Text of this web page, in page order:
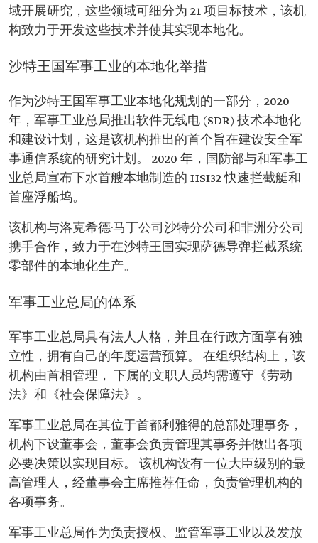
域开展研究，这些领域可细分为 21 项目标技术，该机
构致力于开发这些技术并使其实现本地化。
沙特王国军事工业的本地化举措
作为沙特王国军事工业本地化规划的一部分，2020
年，军事工业总局推出软件无线电 (SDR) 技术本地化
和建设计划，这是该机构推出的首个旨在建设安全军
事通信系统的研究计划。 2020 年，国防部与和军事工
业总局宣布下水首艘本地制造的 HSI32 快速拦截艇和
首座浮船坞。
该机构与洛克希德·马丁公司沙特分公司和非洲分公司
携手合作，致力于在沙特王国实现萨德导弹拦截系统
零部件的本地化生产。
军事工业总局的体系
军事工业总局具有法人人格，并且在行政方面享有独
立性，拥有自己的年度运营预算。 在组织结构上，该
机构由首相管理， 下属的文职人员均需遵守《劳动
法》和《社会保障法》。
军事工业总局在其位于首都利雅得的总部处理事务，
机构下设董事会，董事会负责管理其事务并做出各项
必要决策以实现目标。 该机构设有一位大臣级别的最
高管理人，经董事会主席推荐任命，负责管理机构的
各项事务。
军事工业总局作为负责授权、监管军事工业以及发放